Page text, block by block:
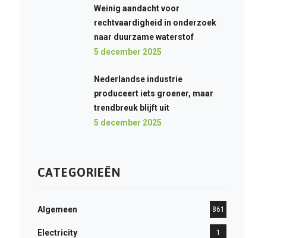
Weinig aandacht voor
rechtvaardigheid in onderzoek
naar duurzame waterstof
5 december 2025
Nederlandse industrie
produceert iets groener, maar
trendbreuk blijft uit
5 december 2025
CATEGORIEËN
Algemeen 861
Electricity 1